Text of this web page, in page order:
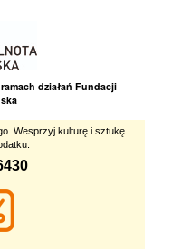
działań Fundacji
Wesprzyj kulturę i sztukę